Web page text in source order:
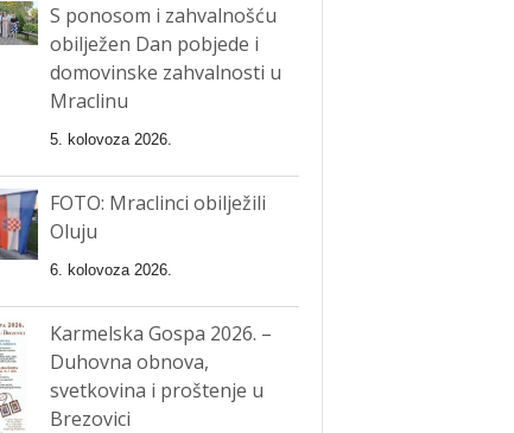
S ponosom i zahvalnošću
obilježen Dan pobjede i
domovinske zahvalnosti u
Mraclinu
5. kolovoza 2026.
FOTO: Mraclinci obilježili
Oluju
6. kolovoza 2026.
Karmelska Gospa 2026. –
Duhovna obnova,
svetkovina i proštenje u
Brezovici